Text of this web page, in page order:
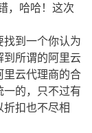
，哈哈！这次
到一个你认为
到所谓的阿里云
里云代理商的合
的，只不过有
扣也不尽相